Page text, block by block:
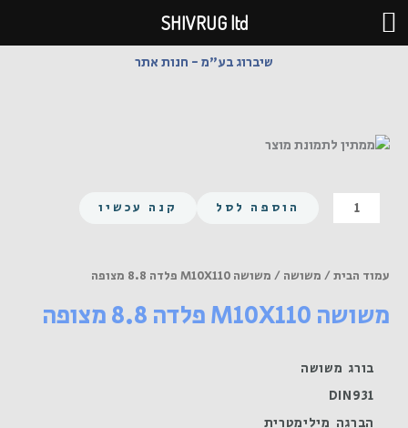
דילוג
לתוכן
שיברוג בע"מ - חנות אתר
כמות
של
M10X110
8.8
הוספה לסל קנה עכשיו
עמוד הבית/ משושה / משושה M10X110 פלדה 8.8 מצופה
משושה M10X110 פלדה 8.8 מצופה
בורג משושה
DIN931
הברגה מילימטרית
SHIVRUG ltd